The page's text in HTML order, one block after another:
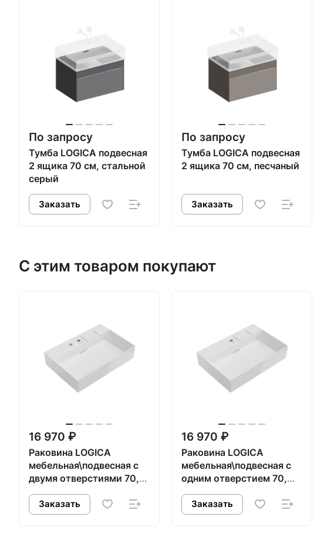
По запросу
Тумба LOGICA подвесная
2 ящика 70 см, стальной
серый
Заказать
По запросу
Тумба LOGICA подвесная
2 ящика 70 см, песчаный
Заказать
С этим товаром покупают
16 970 ₽
Раковина LOGICA
мебельная\подвесная с
двумя отверстиями 70,
белая глянцевая
Заказать
16 970 ₽
Раковина LOGICA
мебельная\подвесная с
одним отверстием 70,
белая глянцевая
Заказать